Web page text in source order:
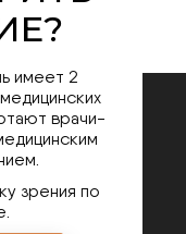
имеет 2
врачи-
зрения по